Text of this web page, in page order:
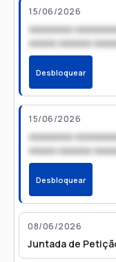
15/06/2026
xxxxxxxx
xxxxx xxxxxx
Desbloquear
15/06/2026
xxxxxxxx
xxxxx xxxxxx
Desbloquear
08/06/2026
Juntada de